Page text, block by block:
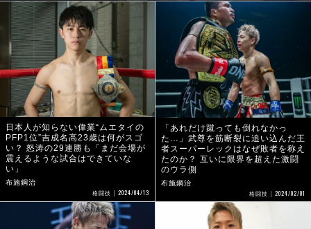
日本人が知らない偉業“ムエタイの
PFP1位”吉成名高23歳は何がスゴ
い？ 怒涛の29連勝も「まだ会場が
震えるような試合はできていな
い」
布施鋼治
格闘技 2024/04/13
「あれだけ蹴っても倒れなかっ
た…」武尊を筋断裂に追い込んだ王
者スーパーレックはなぜ敗者を称え
たのか？ 互いに限界を超えた激闘
のウラ側
布施鋼治
格闘技 2024/02/01